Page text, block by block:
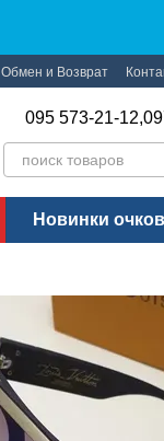
Обмен и Возврат
095 573-21-12,
Новинки очков